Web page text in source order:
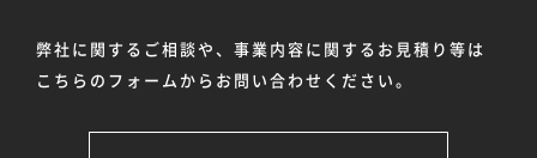
弊社に関するご相談や、事業内容に関するお見積り等は
こちらのフォームからお問い合わせください。